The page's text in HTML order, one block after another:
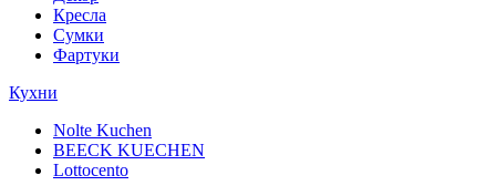
Кресла
Сумки
Фартуки
Кухни
Nolte Kuchen
BEECK KUECHEN
Lottocento